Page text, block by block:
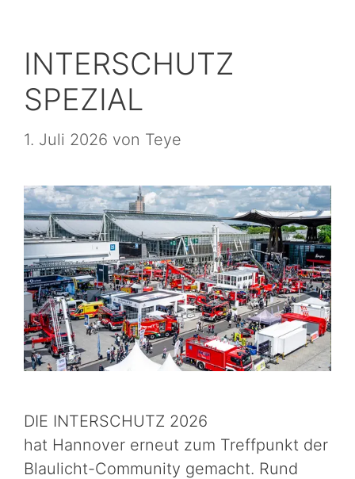
INTERSCHUTZ
SPEZIAL
1. Juli 2026 von Teye
DIE INTERSCHUTZ 2026
hat Hannover erneut zum Treffpunkt der
Blaulicht-Community gemacht. Rund